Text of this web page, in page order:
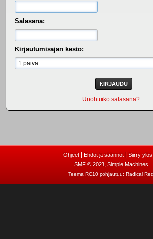
Salasana:
Kirjautumisajan kesto:
Unohtuiko salasana?
Ohjeet| Ehdot ja säännöt|
Siirry
SMF © 2023, Simple Machines
Teema RC10 pohjautuu: Radical Red